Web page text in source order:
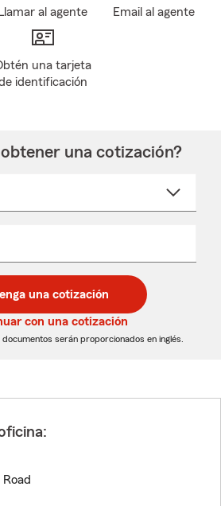
Llamar al agente Email al agente
una tarjeta
identificación
una cotización?
una cotización
con una cotización
serán proporcionados en inglés.